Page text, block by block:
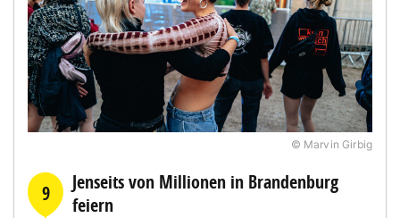
© Marvin Girbig
9
Jenseits von Millionen in Brandenburg
feiern